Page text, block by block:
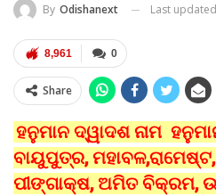
By Odishanext Last updated
0
8,961
Share
ହନୁମାନ ଦ୍ୱାଦଶ ନାମ
ବାୟୁପୁତ୍ର,
ପୀଙ୍ଗାକ୍ଷ, ଅମିତ ବିକ୍ରମ,